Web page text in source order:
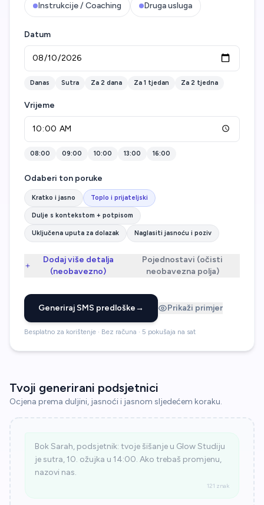
Instrukcije / Coaching Druga usluga
Datum
Danas Sutra Za 2 dana Za 1 tjedan Za 2 tjedna
Vrijeme
08:00 09:00 10:00 13:00 16:00
Odaberi ton poruke
Kratko i jasno Toplo i prijateljski
Dulje s kontekstom + potpisom
Uključena uputa za dolazak Naglasiti jasnoću i poziv
Dodaj više detalja
(neobavezno)
Pojednostavi (očisti
neobavezna polja)
Generiraj SMS predloške→ Prikaži primjer
Besplatno za korištenje · Bez računa · 5 pokušaja na sat
Tvoji generirani podsjetnici
Ocjena prema duljini, jasnoći i jasnom sljedećem koraku.
Bok Sarah, podsjetnik: tvoje šišanje u Glow Studiju
je sutra, 10. ožujka u 14:00. Ako trebaš promjenu,
nazovi nas.
121 znak